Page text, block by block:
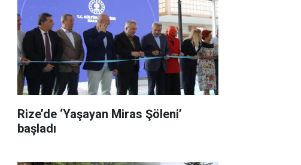
Rize’de ‘Yaşayan Miras Şöleni’
başladı